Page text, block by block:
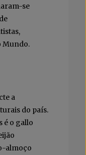
se
Mundo.
a
do país.
é o gallo
almoço